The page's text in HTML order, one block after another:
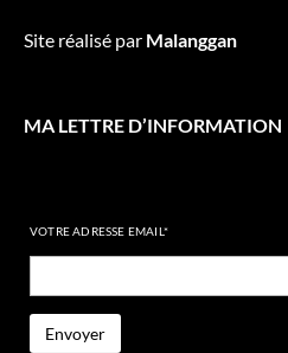
Site réalisé par Malanggan
MA LETTRE D’INFORMATION
VOTRE ADRESSE EMAIL*